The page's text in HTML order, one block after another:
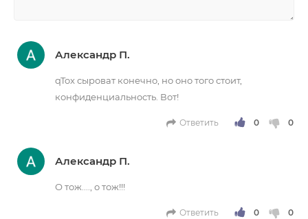
Александр П.
qTox сыроват конечно, но оно того стоит,
конфиденциальность. Вот!
Ответить
Александр П.
О тож...., о тож!!!
Ответить